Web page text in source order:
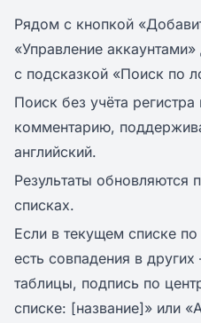
Рядом с кнопкой
«Управление
с подсказкой «Поиск по
Поиск без учёта регистра
комментарию,
английский.
Результаты обновляются
списках.
Если в текущем списке
есть совпадения в
таблицы, подпись по
списке: [название]» или